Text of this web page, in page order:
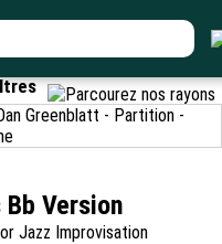
Version
Jazz Improvisation